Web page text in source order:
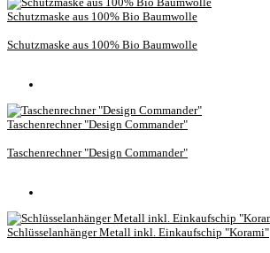
Schutzmaske aus 100% Bio Baumwolle
Schutzmaske aus 100% Bio Baumwolle
Taschenrechner "Design Commander"
Taschenrechner "Design Commander"
Schlüsselanhänger Metall inkl. Einkaufschip "Korami"